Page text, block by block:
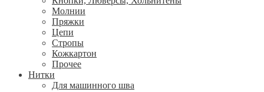
Молнии
Пряжки
Цепи
Стропы
Кожкартон
Прочее
Нитки
Для машинного шва